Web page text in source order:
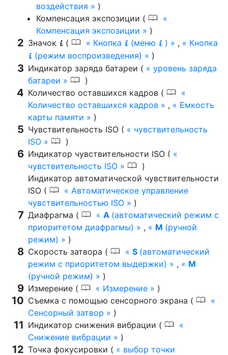
воздействия
)
Компенсация экспозиции ( 0
Компенсация экспозиции
)
Значок i ( 0 Кнопка i (меню i ) , Кнопка
i (режим воспроизведения)
)
Индикатор заряда батареи (
уровень заряда
батареи
0 )
Количество оставшихся кадров ( 0
Количество оставшихся кадров ,
Емкость
карты памяти
)
Чувствительность ISO (
чувствительность
ISO
0 )
Индикатор чувствительности ISO (
чувствительность ISO
0 )
Индикатор автоматической чувствительности
ISO ( 0
Автоматическое управление
чувствительностью ISO
)
Диафрагма ( 0 A (автоматический режим с
приоритетом диафрагмы)
, M (ручной
режим)
)
Скорость затвора ( 0 S (автоматический
режим с приоритетом выдержки)
,
M
(ручной режим)
)
Измерение ( 0 Измерение
)
Съемка с помощью сенсорного экрана ( 0
Сенсорный затвор
)
Индикатор снижения вибрации ( 0
Снижение вибрации
)
Точка фокусировки (
выбор точки